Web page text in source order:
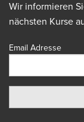
Wir informieren
nächsten Kurse
Email Adresse